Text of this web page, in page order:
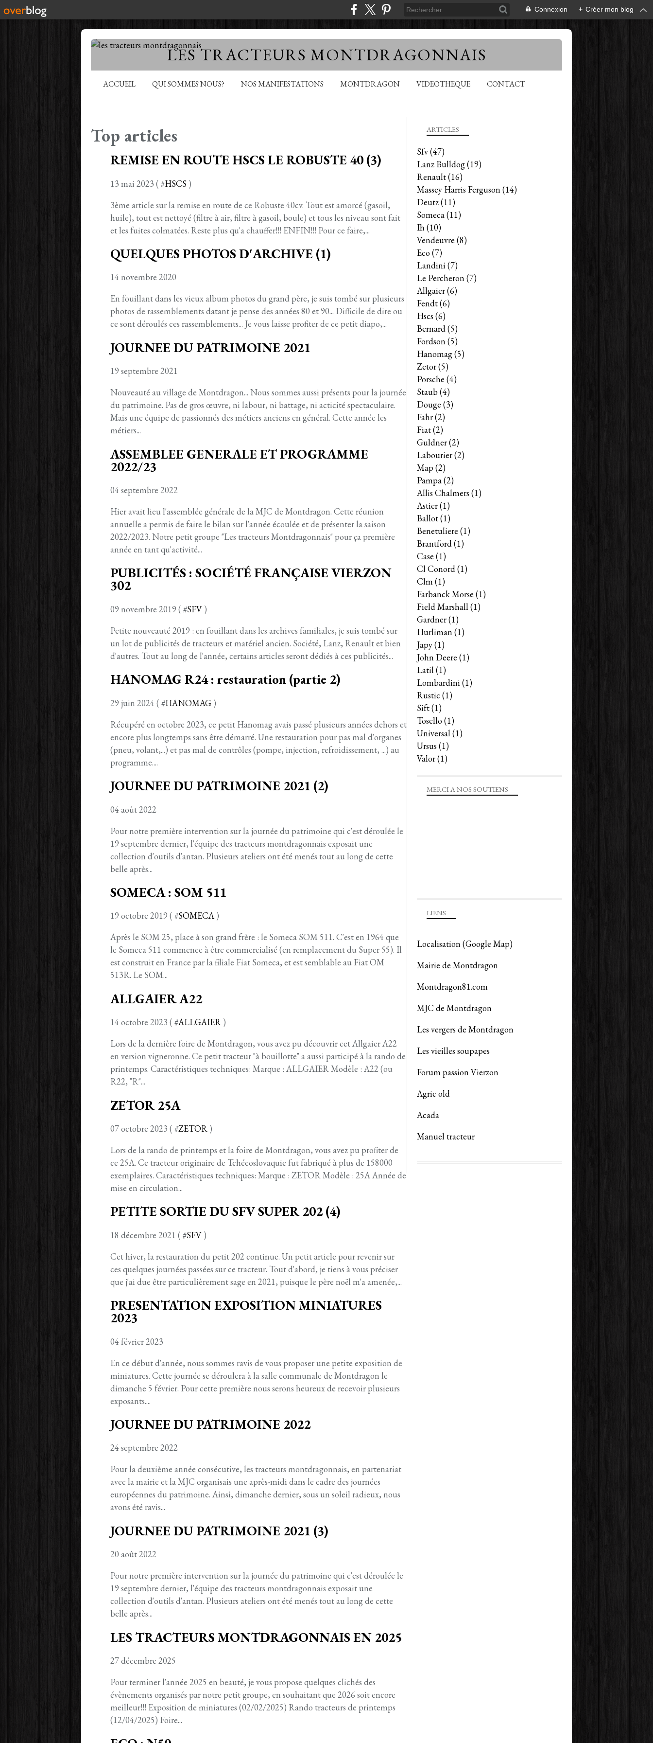
Connexion + Créer mon blog
LES TRACTEURS MONTDRAGONNAIS
ACCUEIL QUI SOMMES NOUS? NOS MANIFESTATIONS MONTDRAGON VIDEOTHEQUE CONTACT
Top articles
REMISE EN ROUTE HSCS LE ROBUSTE 40 (3)
13 mai 2023 ( #HSCS )
3ème article sur la remise en route de ce Robuste 40cv. Tout est amorcé (gasoil,
huile), tout est nettoyé (filtre à air, filtre à gasoil, boule) et tous les niveau sont fait
et les fuites colmatées. Reste plus qu'a chauffer!!! ENFIN!!! Pour ce faire,...
QUELQUES PHOTOS D'ARCHIVE (1)
14 novembre 2020
En fouillant dans les vieux album photos du grand père, je suis tombé sur plusieurs
photos de rassemblements datant je pense des années 80 et 90... Difficile de dire ou
ce sont déroulés ces rassemblements... Je vous laisse profiter de ce petit diapo,...
JOURNEE DU PATRIMOINE 2021
19 septembre 2021
Nouveauté au village de Montdragon... Nous sommes aussi présents pour la journée
du patrimoine. Pas de gros œuvre, ni labour, ni battage, ni acticité spectaculaire.
Mais une équipe de passionnés des métiers anciens en général. Cette année les
métiers...
ASSEMBLEE GENERALE ET PROGRAMME
2022/23
04 septembre 2022
Hier avait lieu l'assemblée générale de la MJC de Montdragon. Cette réunion
annuelle a permis de faire le bilan sur l'année écoulée et de présenter la saison
2022/2023. Notre petit groupe "Les tracteurs Montdragonnais" pour ça première
année en tant qu'activité...
PUBLICITÉS : SOCIÉTÉ FRANÇAISE VIERZON
302
09 novembre 2019 ( #SFV )
Petite nouveauté 2019 : en fouillant dans les archives familiales, je suis tombé sur
un lot de publicités de tracteurs et matériel ancien. Société, Lanz, Renault et bien
d'autres. Tout au long de l'année, certains articles seront dédiés à ces publicités...
HANOMAG R24 : restauration (partie 2)
29 juin 2024 ( #HANOMAG )
Récupéré en octobre 2023, ce petit Hanomag avais passé plusieurs années dehors et
encore plus longtemps sans être démarré. Une restauration pour pas mal d'organes
(pneu, volant,...) et pas mal de contrôles (pompe, injection, refroidissement, ...) au
programme....
JOURNEE DU PATRIMOINE 2021 (2)
04 août 2022
Pour notre première intervention sur la journée du patrimoine qui c'est déroulée le
19 septembre dernier, l'équipe des tracteurs montdragonnais exposait une
collection d'outils d'antan. Plusieurs ateliers ont été menés tout au long de cette
belle après...
SOMECA : SOM 511
19 octobre 2019 ( #SOMECA )
Après le SOM 25, place à son grand frère : le Someca SOM 511. C'est en 1964 que
le Someca 511 commence à être commercialisé (en remplacement du Super 55). Il
est construit en France par la filiale Fiat Someca, et est semblable au Fiat OM
513R. Le SOM...
ALLGAIER A22
14 octobre 2023 ( #ALLGAIER )
Lors de la dernière foire de Montdragon, vous avez pu découvrir cet Allgaier A22
en version vigneronne. Ce petit tracteur "à bouillotte" a aussi participé à la rando de
printemps. Caractéristiques techniques: Marque : ALLGAIER Modèle : A22 (ou
R22, "R"...
ZETOR 25A
07 octobre 2023 ( #ZETOR )
Lors de la rando de printemps et la foire de Montdragon, vous avez pu profiter de
ce 25A. Ce tracteur originaire de Tchécoslovaquie fut fabriqué à plus de 158000
exemplaires. Caractéristiques techniques: Marque : ZETOR Modèle : 25A Année de
mise en circulation...
PETITE SORTIE DU SFV SUPER 202 (4)
18 décembre 2021 ( #SFV )
Cet hiver, la restauration du petit 202 continue. Un petit article pour revenir sur
ces quelques journées passées sur ce tracteur. Tout d'abord, je tiens à vous préciser
que j'ai due être particulièrement sage en 2021, puisque le père noël m'a amenée,...
PRESENTATION EXPOSITION MINIATURES
2023
04 février 2023
En ce début d'année, nous sommes ravis de vous proposer une petite exposition de
miniatures. Cette journée se déroulera à la salle communale de Montdragon le
dimanche 5 février. Pour cette première nous serons heureux de recevoir plusieurs
exposants....
JOURNEE DU PATRIMOINE 2022
24 septembre 2022
Pour la deuxième année consécutive, les tracteurs montdragonnais, en partenariat
avec la mairie et la MJC organisais une après-midi dans le cadre des journées
européennes du patrimoine. Ainsi, dimanche dernier, sous un soleil radieux, nous
avons été ravis...
JOURNEE DU PATRIMOINE 2021 (3)
20 août 2022
Pour notre première intervention sur la journée du patrimoine qui c'est déroulée le
19 septembre dernier, l'équipe des tracteurs montdragonnais exposait une
collection d'outils d'antan. Plusieurs ateliers ont été menés tout au long de cette
belle après...
LES TRACTEURS MONTDRAGONNAIS EN 2025
27 décembre 2025
Pour terminer l'année 2025 en beauté, je vous propose quelques clichés des
évènements organisés par notre petit groupe, en souhaitant que 2026 soit encore
meilleur!!! Exposition de miniatures (02/02/2025) Rando tracteurs de printemps
(12/04/2025) Foire...
ARTICLES
Sfv(47)
Lanz Bulldog(19)
Renault(16)
Massey Harris Ferguson(14)
Deutz(11)
Someca(11)
Ih(10)
Vendeuvre (8)
Eco(7)
Landini(7)
Le Percheron(7)
Allgaier(6)
Fendt(6)
Hscs (6)
Bernard(5)
Fordson(5)
Hanomag(5)
Zetor(5)
Porsche (4)
Staub(4)
Douge (3)
Fahr(2)
Fiat(2)
Guldner(2)
Labourier(2)
Map(2)
Pampa(2)
Allis Chalmers (1)
Astier(1)
Ballot(1)
Benetuliere (1)
Brantford(1)
Case (1)
Cl Conord(1)
Clm(1)
Farbanck Morse (1)
Field Marshall(1)
Gardner(1)
Hurliman(1)
Japy(1)
John Deere (1)
Latil(1)
Lombardini(1)
Rustic (1)
Sift(1)
Tosello(1)
Universal(1)
Ursus (1)
Valor(1)
LIENS
Localisation (Google Map)
Mairie de Montdragon
Montdragon81.com
MJC de Montdragon
Les vergers de Montdragon
Les vieilles soupapes
Forum passion Vierzon
Agric old
Acada
Manuel tracteur
MERCI A NOS SOUTIENS